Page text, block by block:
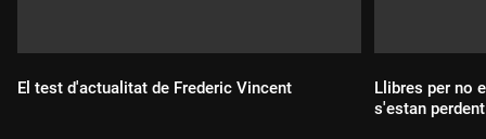
El test d'actualitat de Frederic Vincent
Llibres per no
s'estan perdent